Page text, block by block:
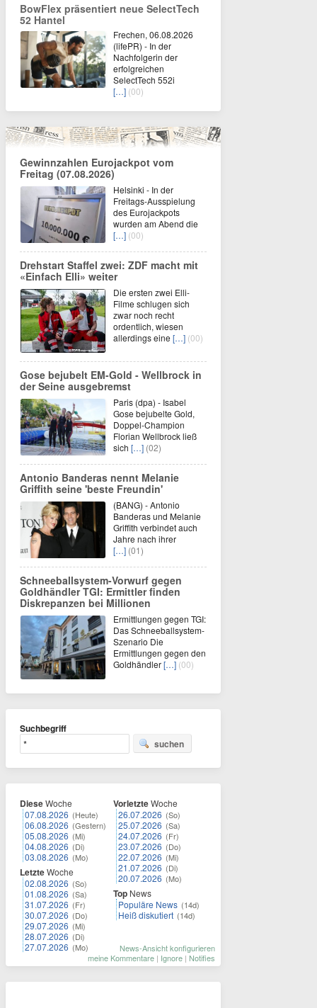
BowFlex präsentiert neue SelectTech
52 Hantel
Frechen, 06.08.2026
(lifePR) - In der
Nachfolgerin der
erfolgreichen
SelectTech 552i
[…] (00)
Gewinnzahlen Eurojackpot vom
Freitag (07.08.2026)
Helsinki - In der
Freitags-Ausspielung
des Eurojackpots
wurden am Abend die
[…] (00)
Drehstart Staffel zwei: ZDF macht mit
«Einfach Elli» weiter
Die ersten zwei Elli-
Filme schlugen sich
zwar noch recht
ordentlich, wiesen
allerdings eine […] (00)
Gose bejubelt EM-Gold - Wellbrock in
der Seine ausgebremst
Paris (dpa) - Isabel
Gose bejubelte Gold,
Doppel-Champion
Florian Wellbrock ließ
sich […] (02)
Antonio Banderas nennt Melanie
Griffith seine 'beste Freundin'
(BANG) - Antonio
Banderas und Melanie
Griffith verbindet auch
Jahre nach ihrer
[…] (01)
Schneeballsystem-Vorwurf gegen
Goldhändler TGI: Ermittler finden
Diskrepanzen bei Millionen
Ermittlungen gegen TGI:
Das Schneeballsystem-
Szenario Die
Ermittlungen gegen den
Goldhändler[…] (00)
Suchbegriff
suchen
DieseWoche
07.08.2026 (Heute)
06.08.2026 (Gestern)
05.08.2026 (Mi)
04.08.2026 (Di)
03.08.2026 (Mo)
LetzteWoche
02.08.2026 (So)
01.08.2026 (Sa)
31.07.2026 (Fr)
30.07.2026 (Do)
29.07.2026 (Mi)
28.07.2026 (Di)
27.07.2026 (Mo)
VorletzteWoche
26.07.2026 (So)
25.07.2026 (Sa)
24.07.2026 (Fr)
23.07.2026 (Do)
22.07.2026 (Mi)
21.07.2026 (Di)
20.07.2026 (Mo)
Top News
Populäre News (14d)
Heiß diskutiert (14d)
News-Ansicht konfigurieren
meine Kommentare | Ignore | Notifies